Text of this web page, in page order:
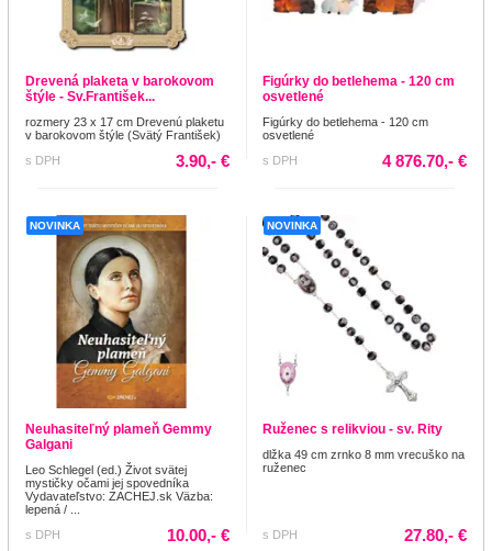
Drevená plaketa v barokovom
štýle - Sv.František...
rozmery 23 x 17 cm Drevenú plaketu
v barokovom štýle (Svätý František)
s DPH
3.90,- €
Figúrky do betlehema - 120 cm
osvetlené
Figúrky do betlehema - 120 cm
osvetlené
s DPH
4 876.70,- €
NOVINKA
Neuhasiteľný plameň Gemmy
Galgani
Leo Schlegel (ed.) Život svätej
mystičky očami jej spovedníka
Vydavateľstvo: ZACHEJ.sk Väzba:
lepená / ...
s DPH
10.00,- €
NOVINKA
Ruženec s relikviou - sv. Rity
dlžka 49 cm zrnko 8 mm vrecuško na
ruženec
s DPH 27.80,- €